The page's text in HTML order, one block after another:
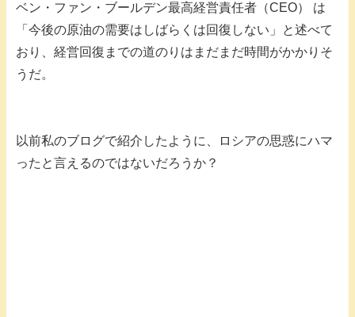
ベン・ファン・ブールデン最高経営責任者（CEO） は
「今後の原油の需要はしばらくは回復しない」と述べて
おり、経営回復までの道のりはまだまだ時間がかかりそ
うだ。
以前私のブログで紹介したように、ロシアの思惑にハマ
ったと言えるのではないだろうか？